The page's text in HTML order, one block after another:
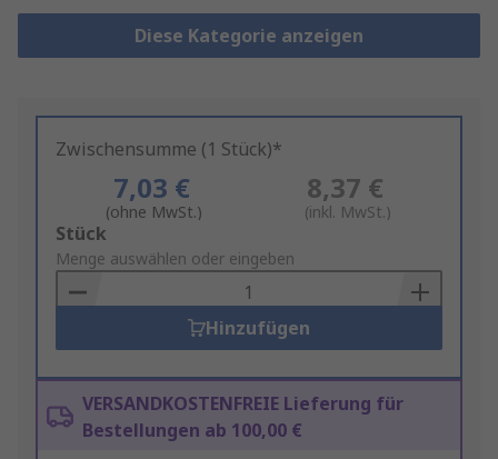
Diese Kategorie anzeigen
Zwischensumme (1 Stück)*
7,03 €
(ohne MwSt.)
8,37 €
(inkl. MwSt.)
Add
to
Basket
Stück
Menge auswählen oder eingeben
Hinzufügen
VERSANDKOSTENFREIE Lieferung für
Bestellungen ab 100,00 €